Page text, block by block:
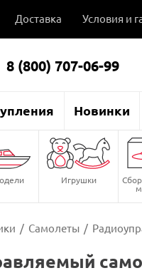
Доставка Условия и
8 (800) 707-06-99
Новинки
Игрушки
/ Самолеты /